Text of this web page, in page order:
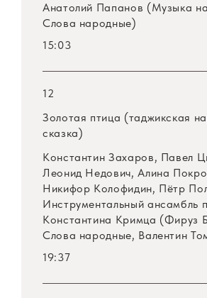
Анатолий Папанов (Музыка
Слова народные)
15:03
12
Золотая птица (таджикская
сказка)
Константин Захаров, Павел
Леонид Недович, Алина
Никифор Колофидин, Пётр
Инструментальный ансамбль
Константина Кримца (Фируз
Слова народные, Валентин
19:37